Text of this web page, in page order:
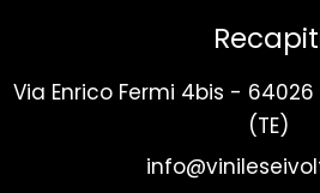
Via Enrico Fermi 4bis -
(TE)